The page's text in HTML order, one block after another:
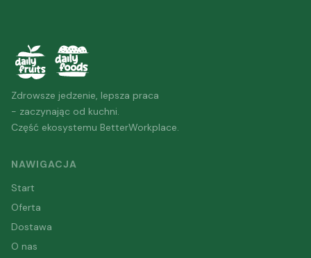
Zdrowsze jedzenie, lepsza praca
- zaczynając od kuchni.
Część ekosystemu BetterWorkplace.
NAWIGACJA
Start
Oferta
Dostawa
O nas